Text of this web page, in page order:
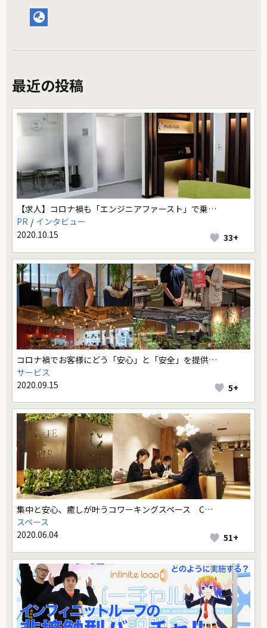
最近の投稿
【求人】コロナ禍も「エンジニアファースト」で乗…
PR
インタビュー
2020.10.15
33+
コロナ禍でお客様にどう「安心」と「安全」を提供…
サービス
2020.09.15
5+
集中と安心、癒しが叶うコワーキングスペース C…
スペース
2020.06.04
51+